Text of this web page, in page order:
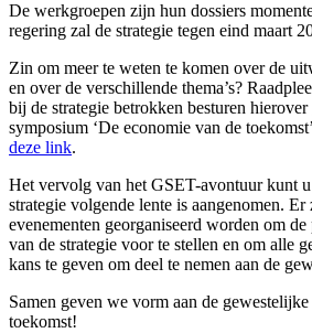
De werkgroepen zijn hun dossiers
regering zal de strategie tegen eind maart
Zin om meer te weten te komen over de
en over de verschillende thema’s?
bij de strategie betrokken besturen
symposium ‘De economie van de
deze link.
Het vervolg van het GSET-avontuur kunt
strategie volgende lente is aangenomen. Er
evenementen georganiseerd worden om de
van de strategie voor te stellen en om alle
kans te geven om deel te nemen aan de
Samen geven we vorm aan de
toekomst!